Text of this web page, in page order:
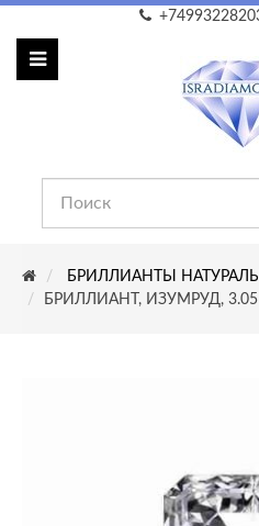
БРИЛЛИАНТЫ
БРИЛЛИАНТ, ИЗУМРУД, 3.05